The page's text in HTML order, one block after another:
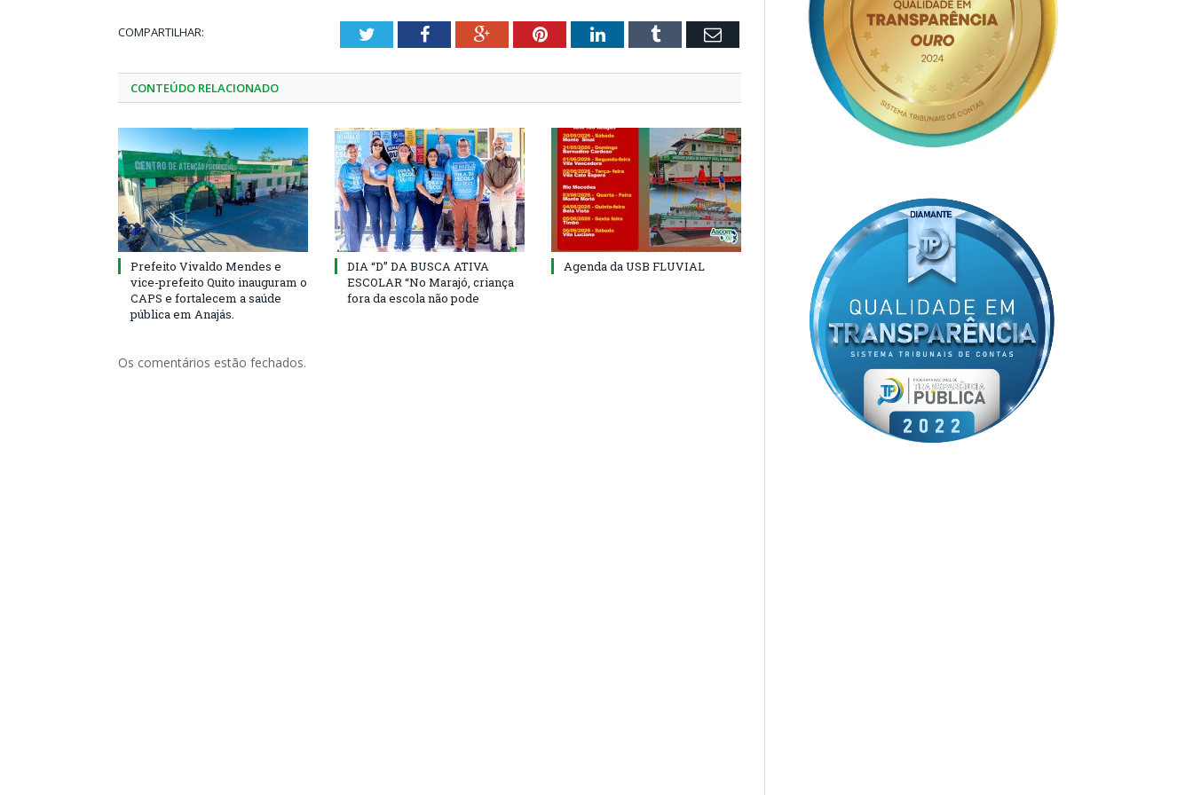
COMPARTILHAR: TwitterFacebookGoogle+PinterestLinkedInTumblr Email
CONTEÚDO RELACIONADO
Prefeito Vivaldo Mendes e
vice-prefeito Quito inauguram o
CAPS e fortalecem a saúde
pública em Anajás.
DIA “D” DA BUSCA ATIVA
ESCOLAR “No Marajó, criança
fora da escola não pode
Agenda da USB FLUVIAL
Os comentários estão fechados.